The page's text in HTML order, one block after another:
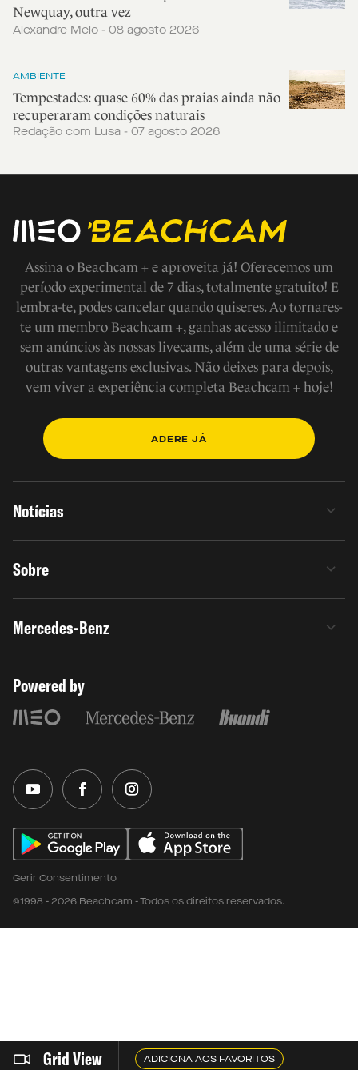
Grid View ADICIONA AOS FAVORITOS
Newquay, outra vez
Alexandre Melo - 08 agosto 2026
AMBIENTE
Tempestades: quase 60% das praias ainda não
recuperaram condições naturais
Redação com Lusa - 07 agosto 2026
Assina o Beachcam + e aproveita já! Oferecemos um
período experimental de 7 dias, totalmente gratuito! E
lembra-te, podes cancelar quando quiseres. Ao tornares-
te um membro Beachcam +, ganhas acesso ilimitado e
sem anúncios às nossas livecams, além de uma série de
outras vantagens exclusivas. Não deixes para depois,
vem viver a experiência completa Beachcam + hoje!
ADERE JÁ
Notícias
Sobre
Mercedes-Benz
Powered by
Gerir Consentimento
©1998 - 2026 Beachcam - Todos os direitos reservados.